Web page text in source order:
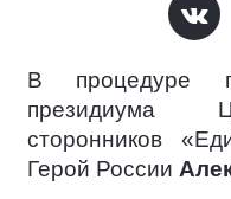
В процедуре
президиума
сторонников
Герой России